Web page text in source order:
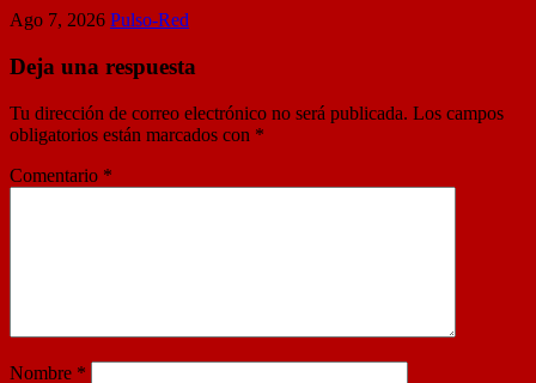
Ago 7, 2026 Pulso-Red
Deja una respuesta
Tu dirección de correo electrónico no será publicada. Los campos
obligatorios están marcados con *
Comentario *
Nombre *